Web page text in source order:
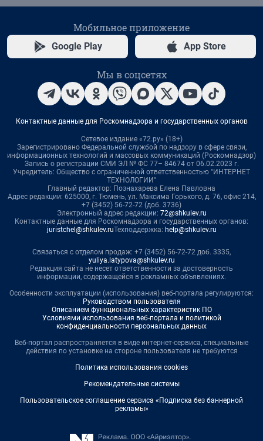
Мобильное приложение
Google Play App Store
Мы в соцсетях
Контактные данные для Роскомнадзора и государственных органов
Сетевое издание «72.ру» (18+)
Зарегистрировано Федеральной службой по надзору в сфере связи,
информационных технологий и массовых коммуникаций (Роскомнадзор)
Запись о регистрации СМИ ЭЛ № ФС 77– 84674 от 06.02.2023 г.
Учредитель: Общество с ограниченной ответственностью "ИНТЕРНЕТ
ТЕХНОЛОГИИ"
Главный редактор: Познахарева Елена Павловна
Адрес редакции: 625000, г. Тюмень, ул. Максима Горького, д. 76, офис 214,
+7 (3452) 56-72-72 (доб. 3736)
Электронный адрес редакции: 72@shkulev.ru
Контактные данные для Роскомнадзора и государственных органов:
juristchel@shkulev.ruТехподдержка: help@shkulev.ru
Связаться с отделом продаж: +7 (3452) 56-72-72 доб. 3335,
yuliya.latypova@shkulev.ru
Редакция сайта не несет ответственности за достоверность
информации, содержащейся в рекламных объявлениях.
Особенности эксплуатации (использования) веб-портала регулируются:
Руководством пользователя
Описанием функциональных характеристик ПО
Условиями использования веб-портала и политикой
конфиденциальности персональных данных
Веб-портал распространяется в виде интернет-сервиса, специальные
действия по установке на стороне пользователя не требуются
Политика использования cookies
Рекомендательные системы
Пользовательское соглашение сервиса «Подписка без баннерной
рекламы»